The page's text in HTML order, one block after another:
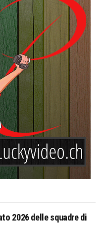
2026 delle squadre di